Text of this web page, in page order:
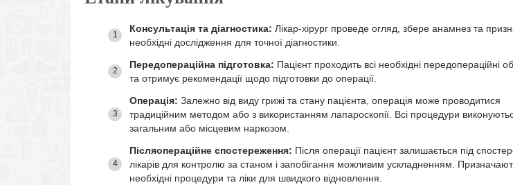
Консультація та діагностика: Лікар-хірург проведе огляд, збере анамнез та
необхідні дослідження для точної діагностики.
Передопераційна підготовка: Пацієнт проходить всі необхідні передопераційні
та отримує рекомендації щодо підготовки до операції.
Операція: Залежно від виду грижі та стану пацієнта, операція може проводитися
традиційним методом або з використанням лапароскопії. Всі процедури
загальним або місцевим наркозом.
Післяопераційне спостереження: Після операції пацієнт залишається під
лікарів для контролю за станом і запобігання можливим ускладненням.
необхідні процедури та ліки для швидкого відновлення.